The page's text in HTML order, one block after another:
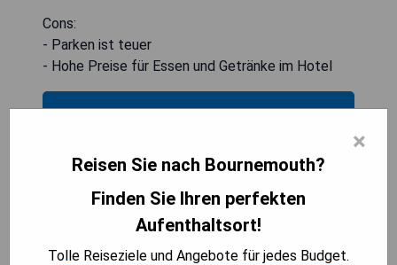
Cons:
- Parken ist teuer
- Hohe Preise für Essen und Getränke im Hotel
Norfolk Royale Hotel
×
Reisen Sie nach Bournemouth?
Finden Sie Ihren perfekten
Aufenthaltsort!
Tolle Reiseziele und Angebote für jedes Budget.